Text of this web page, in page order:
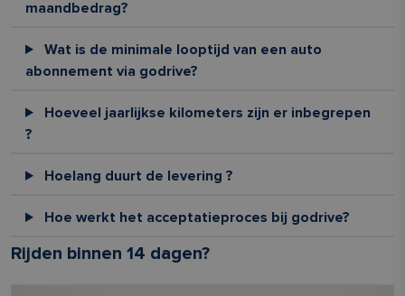
maandbedrag?
Wat is de minimale looptijd van een auto
abonnement via godrive?
Hoeveel jaarlijkse kilometers zijn er inbegrepen
?
Hoelang duurt de levering ?
Hoe werkt het acceptatieproces bij godrive?
Rijden binnen 14 dagen?